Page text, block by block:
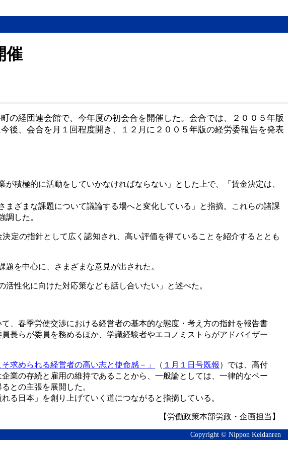
催
の経団連会館で、今年度の初会合を開催した。会合では、２００５年版
後、会合を月１回程度開き、１２月に２００５年版の経労委報告を発表
積極的に活動をしていかなければならない」とした上で、「賃金決定は、
ざまな課題について議論する場へと変化している」と指摘。これらの諸課
調した。
定の指針として広く認知され、高い評価を得ていることを紹介するととも
を中心に、さまざまな意見が出された。
性化に向けた対応策なども話し合いたい」と述べた。
、春季労使交渉における経営者の基本的な態度・考え方の指針を報告書
長らが委員を務めるほか、学識経験者やエコノミストらがアドバイザー
求められる経営者の高い志と使命感－」 （ １月１日号既報 ）では、高付
業の存続と雇用の維持であることから、一般論としては、一律的なベー
との主張を展開した。
る日本」を創り上げていく道につながると指摘している。
【労働政策本部労政・企画担当】
Copyright © Nippon Keidanren